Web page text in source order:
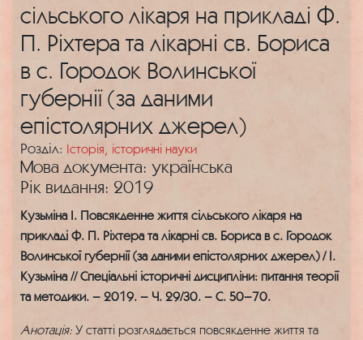
сільського лікаря на прикладі Ф.
П. Ріхтера та лікарні св. Бориса
в с. Городок Волинської
губернії (за даними
епістолярних джерел)
Розділ: Історія, історичні науки
Мова документа: українська
Рік видання: 2019
Кузьміна І. Повсякденне життя сільського лікаря на
прикладі Ф. П. Ріхтера та лікарні св. Бориса в с. Городок
Волинської губернії (за даними епістолярних джерел) / І.
Кузьміна // Спеціальні історичні дисципліни: питання теорії
та методики. – 2019. – Ч. 29/30. – С. 50–70.
Анотація: У статті розглядається повсякденне життя та